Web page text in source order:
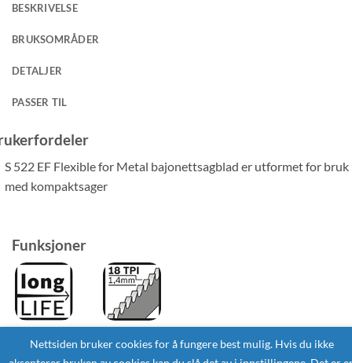
BESKRIVELSE
BRUKSOMRÅDER
DETALJER
PASSER TIL
S 522 EF Flexible for Metal bajonettsagblad er utformet for bruk
med kompaktsager
Funksjoner
Nettsiden bruker cookies for å fungere best mulig. Hvis du ikke